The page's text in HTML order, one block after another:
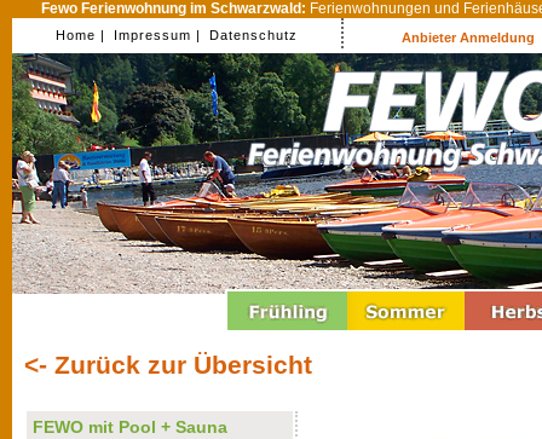
Fewo Ferienwohnung im Schwarzwald: Ferienwohnungen und
Home | Impressum | Datenschutz Anbieter Anmeldung
<- Zurück zur Übersicht
FEWO mit Pool + Sauna